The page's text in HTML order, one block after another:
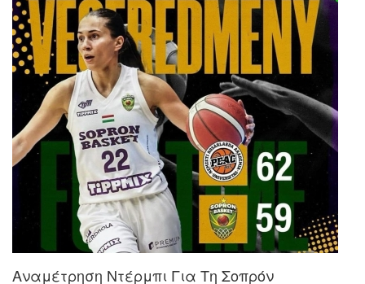
Αναμέτρηση Ντέρμπι Για Τη Σοπρόν